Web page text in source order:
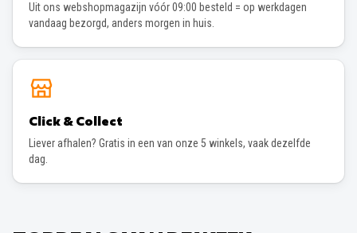
Uit ons webshopmagazijn vóór 09:00 besteld = op werkdagen
vandaag bezorgd, anders morgen in huis.
Click & Collect
Liever afhalen? Gratis in een van onze 5 winkels, vaak dezelfde
dag.